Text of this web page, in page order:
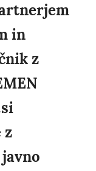
in
z
z